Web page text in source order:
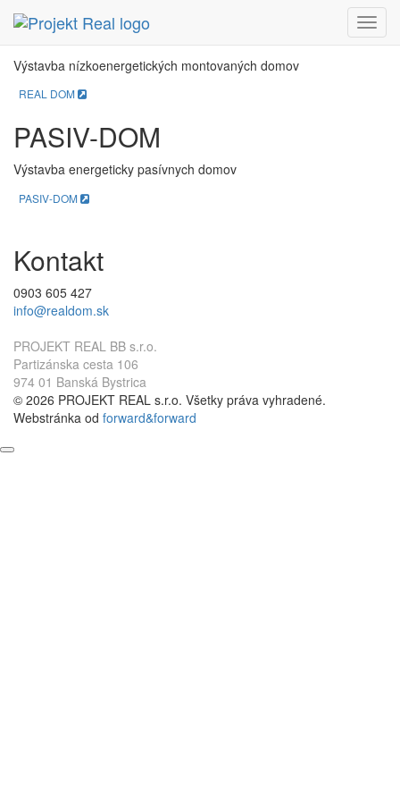
Menu
REAL DOM
Výstavba nízkoenergetických montovaných domov
REAL DOM
PASIV-DOM
Výstavba energeticky pasívnych domov
PASIV-DOM
Kontakt
0903 605 427
info@realdom.sk
PROJEKT REAL BB s.r.o.
Partizánska cesta 106
974 01 Banská Bystrica
© 2026 PROJEKT REAL s.r.o. Všetky práva vyhradené.
Webstránka od forward&forward